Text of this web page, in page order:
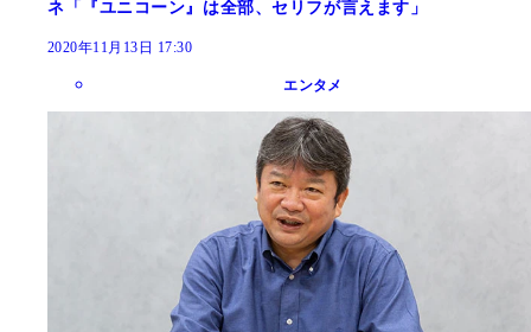
ネ「『ユニコーン』は全部、セリフが言えます」
2020年11月13日 17:30
エンタメ